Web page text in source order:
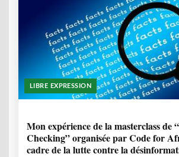
LIBRE EXPRESSION
Mon expérience de la masterclass de
Checking” organisée par Code for
cadre de la lutte contre la